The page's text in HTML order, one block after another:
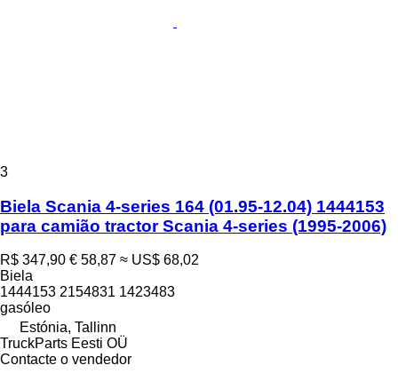
3
Biela Scania 4-series 164 (01.95-12.04) 1444153
para camião tractor Scania 4-series (1995-2006)
R$ 347,90 € 58,87 ≈ US$ 68,02
Biela
1444153 2154831 1423483
gasóleo
Estónia, Tallinn
TruckParts Eesti OÜ
Contacte o vendedor